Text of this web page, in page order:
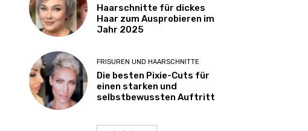
Haarschnitte für dickes
Haar zum Ausprobieren im
Jahr 2025
FRISUREN UND HAARSCHNITTE
Die besten Pixie-Cuts für
einen starken und
selbstbewussten Auftritt